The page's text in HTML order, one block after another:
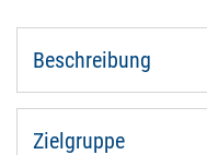
Beschreibung
Zielgruppe